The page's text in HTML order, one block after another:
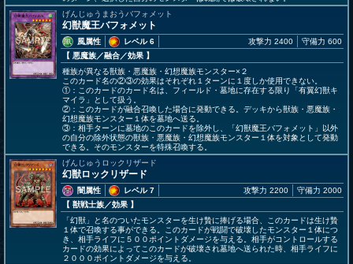
げんじゅうまおうバフォメット
幻獣魔王バフォメット
風属性
レベル 6
【 悪魔族／融合／効果 】
攻撃力 2400 守備力 600
種族が異なる獣族・悪魔族・幻想魔族モンスター×２
このカード名の②③の効果はそれぞれ１ターンに１度しか使用できない。
①：このカードのカード名は、フィールド・墓地に存在する限り「有翼幻獣キ
マイラ」として扱う。
②：このカードが融合召喚した場合に発動できる。デッキから獣族・悪魔族・
幻想魔族モンスター１体を墓地へ送る。
③：相手ターンに墓地のこのカードを除外し、「幻獣魔王バフォメット」以外
の自分の除外状態の獣族・悪魔族・幻想魔族モンスター１体を対象として発動
できる。そのモンスターを特殊召喚する。
げんじゅうロックリザード
幻獣ロックリザード
闇属性
レベル 7
【 獣戦士族／効果 】
攻撃力 2200 守備力 2000
「幻獣」と名のついたモンスターを生け贄に捧げる場合、このカードは生け贄
１体で召喚する事ができる。このカードが戦闘で破壊したモンスター１体につ
き、相手ライフに５００ポイントダメージを与える。相手がコントロールする
カードの効果によってこのカードが破壊され墓地へ送られた時、相手ライフに
２０００ポイントダメージを与える。